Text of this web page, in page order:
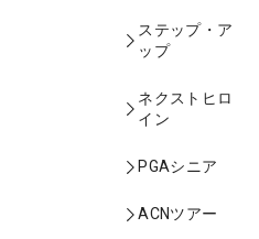
ステップ・ア
ップ
ネクストヒロ
イン
PGAシニア
ACNツアー